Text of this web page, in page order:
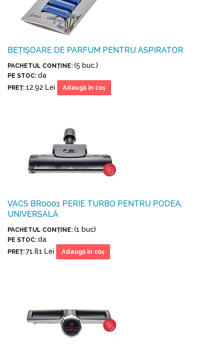
BEȚIȘOARE DE PARFUM PENTRU ASPIRATOR
PACHETUL CONŢINE: (5 buc.)
PE STOC: da
PREŢ: 12.92 Lei Adaugă în coş
VACS BR0001 PERIE TURBO PENTRU PODEA,
UNIVERSALĂ
PACHETUL CONŢINE: (1 buc)
PE STOC: da
PREŢ: 71.81 Lei Adaugă în coş